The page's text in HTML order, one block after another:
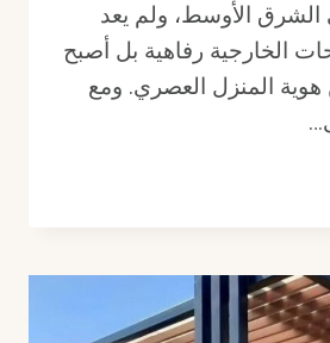
الأوسط، ولم يعد
الخارجية رفاهية بل أصبح
المنزل العصري. ومع